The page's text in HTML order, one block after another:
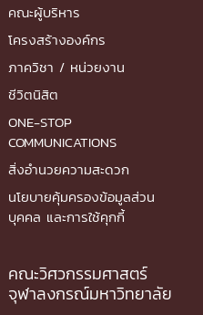
คณะผู้บริหาร
โครงสร้างองค์กร
ภาควิชา / หน่วยงาน
ชีวิตนิสิต
ONE-STOP
COMMUNICATIONS
สิ่งอำนวยความสะดวก
นโยบายคุ้มครองข้อมูลส่วน
บุคคล และการใช้คุกกี้
คณะวิศวกรรมศาสตร์
จุฬาลงกรณ์มหาวิทยาลัย